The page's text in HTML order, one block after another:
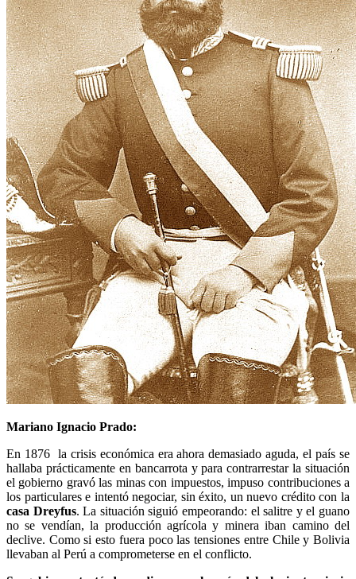
Mariano Ignacio Prado:
En 1876 la crisis económica era ahora demasiado aguda, el país se
hallaba prácticamente en bancarrota y para contrarrestar la situación
el gobierno gravó las minas con impuestos, impuso contribuciones a
los particulares e intentó negociar, sin éxito, un nuevo crédito con la
casa Dreyfus. La situación siguió empeorando: el salitre y el guano
no se vendían, la producción agrícola y minera iban camino del
declive. Como si esto fuera poco las tensiones entre Chile y Bolivia
llevaban al Perú a comprometerse en el conflicto.